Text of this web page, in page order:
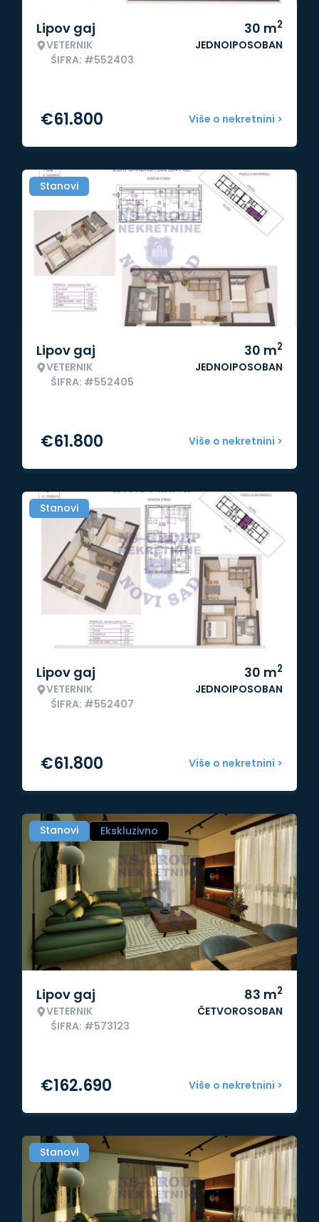
Lipov gaj
VETERNIK
ŠIFRA: #552403
30 m2
JEDNOIPOSOBAN
Više o nekretnini >
€61.800
Stanovi
Lipov gaj
VETERNIK
ŠIFRA: #552405
30 m2
JEDNOIPOSOBAN
Više o nekretnini >
€61.800
Stanovi
Lipov gaj
VETERNIK
ŠIFRA: #552407
30 m2
JEDNOIPOSOBAN
Više o nekretnini >
€61.800
Stanovi Ekskluzivno
Lipov gaj
VETERNIK
ŠIFRA: #573123
83 m2
ČETVOROSOBAN
Više o nekretnini >
€162.690
Stanovi